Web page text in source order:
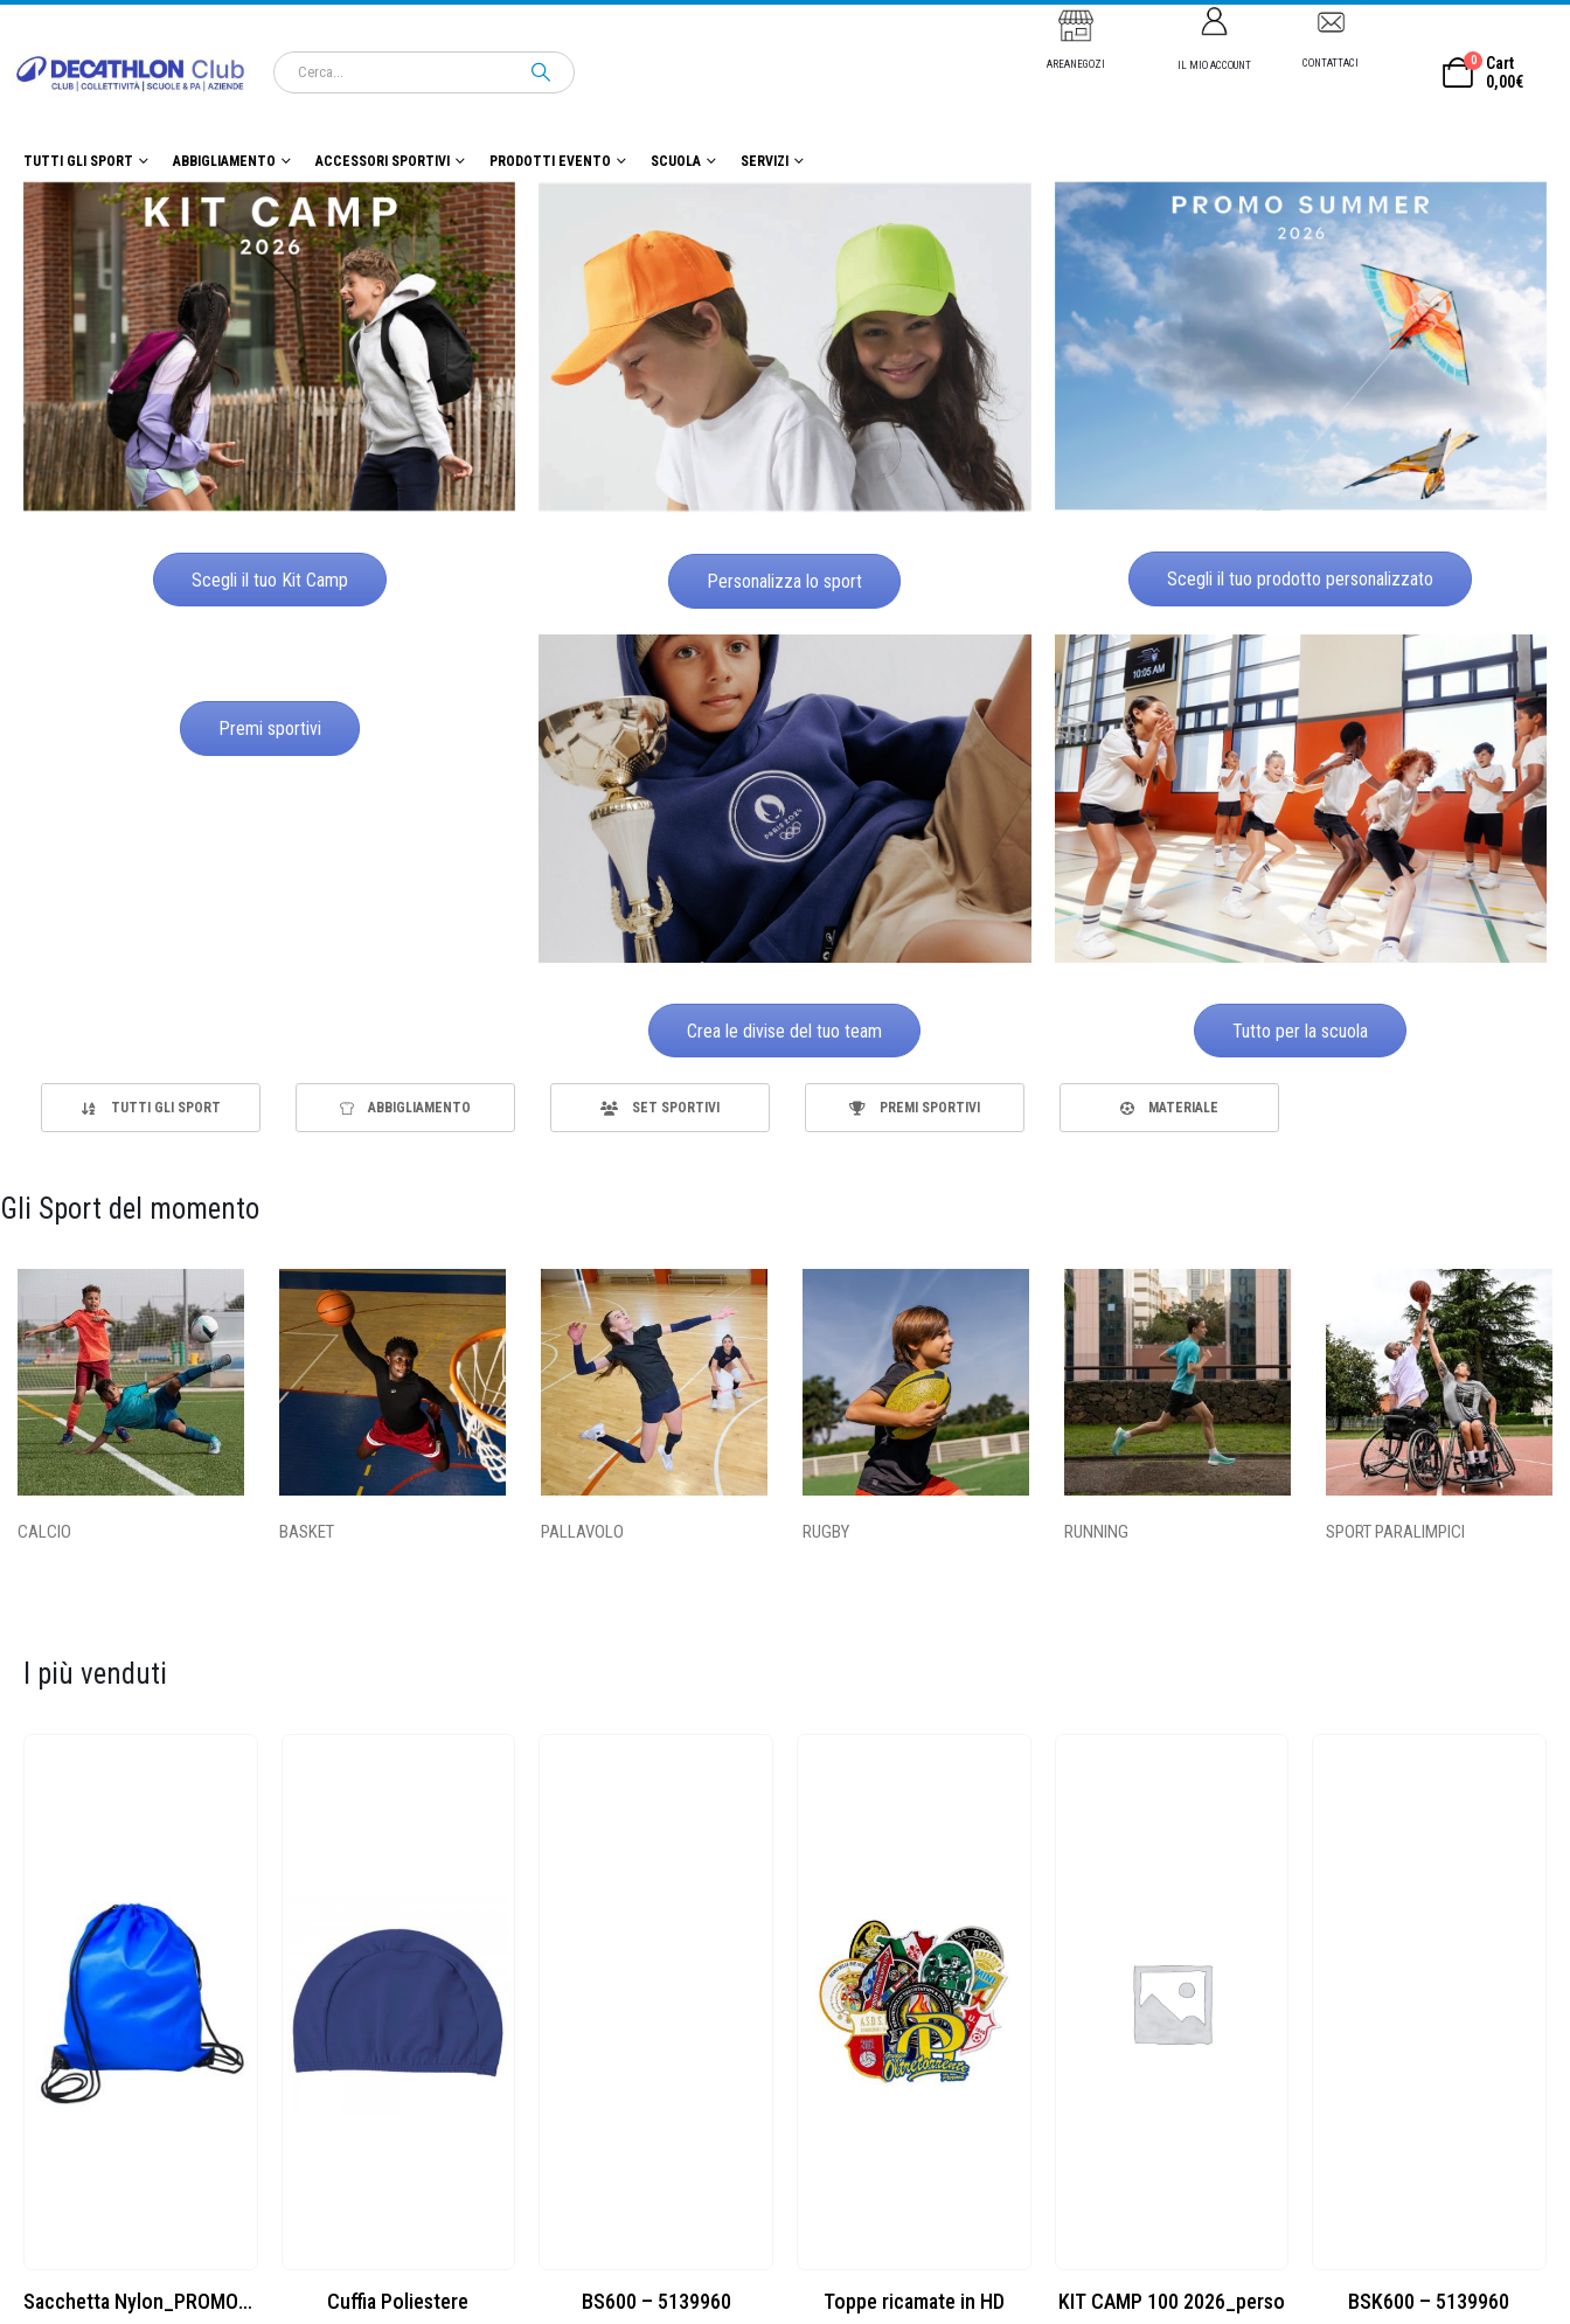
AREANEGOZI IL MIO ACCOUNT CONTATTACI 0
Cart
0,00€
TUTTI GLI SPORT ABBIGLIAMENTO ACCESSORI SPORTIVI PRODOTTI EVENTO SCUOLA SERVIZI
Scegli il tuo Kit Camp Personalizza lo sport Scegli il tuo prodotto personalizzato
Premi sportivi
Crea le divise del tuo team Tutto per la scuola
TUTTI GLI SPORT ABBIGLIAMENTO SET SPORTIVI PREMI SPORTIVI MATERIALE
Gli Sport del momento
CALCIO BASKET PALLAVOLO RUGBY RUNNING SPORT PARALIMPICI
I più venduti
Cuffia Poliestere BS600 – 5139960 Toppe ricamate in HD KIT CAMP 100 2026_perso BSK600 – 5139960 DTF